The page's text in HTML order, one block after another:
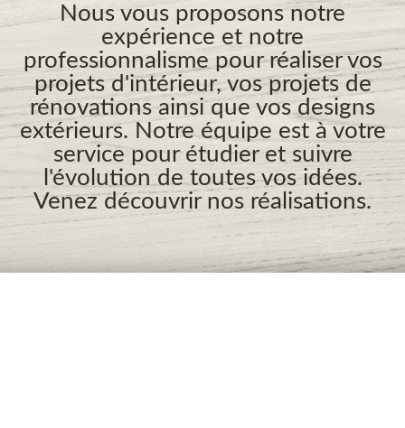
Nous vous proposons notre
expérience et notre
professionnalisme pour réaliser vos
projets d'intérieur, vos projets de
rénovations ainsi que vos designs
extérieurs. Notre équipe est à votre
service pour étudier et suivre
l'évolution de toutes vos idées.
Venez découvrir nos réalisations.